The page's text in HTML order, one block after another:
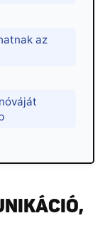
az